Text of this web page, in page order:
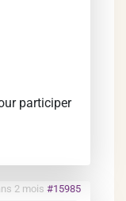
participer
2 mois #15985